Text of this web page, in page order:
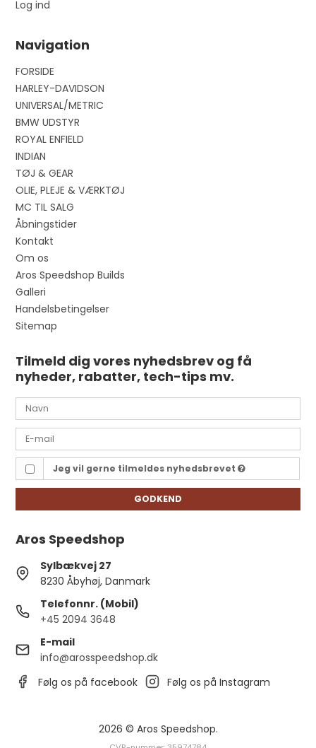
Log ind
Navigation
FORSIDE
HARLEY-DAVIDSON
UNIVERSAL/METRIC
BMW UDSTYR
ROYAL ENFIELD
INDIAN
TØJ & GEAR
OLIE, PLEJE & VÆRKTØJ
MC TIL SALG
Åbningstider
Kontakt
Om os
Aros Speedshop Builds
Galleri
Handelsbetingelser
Sitemap
Tilmeld dig vores nyhedsbrev og få
nyheder, rabatter, tech-tips mv.
Jeg vil gerne tilmeldes nyhedsbrevet
GODKEND
Aros Speedshop
Sylbækvej 27
8230 Åbyhøj, Danmark
Telefonnr. (Mobil)
+45 2094 3648
E-mail
info@arosspeedshop.dk
Følg os på facebook
Følg os på Instagram
2026 © Aros Speedshop.